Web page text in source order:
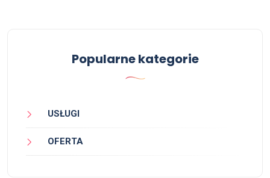
Popularne kategorie
USŁUGI
OFERTA